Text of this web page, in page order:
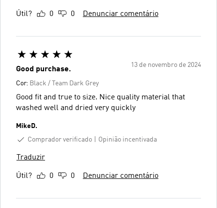
Útil? 0 0 Denunciar comentário
13 de novembro de 2024
Good purchase.
Cor: Black / Team Dark Grey
Good fit and true to size. Nice quality material that
washed well and dried very quickly
MikeD.
Comprador verificado
Opinião incentivada
Traduzir
Útil? 0 0 Denunciar comentário